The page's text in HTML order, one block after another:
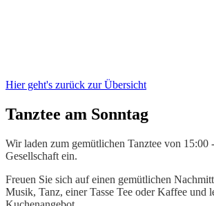
Hier geht's zurück zur Übersicht
Tanztee am Sonntag
Wir laden zum gemütlichen Tanztee von 15:00
Gesellschaft ein.
Freuen Sie sich auf einen gemütlichen
Musik, Tanz, einer Tasse Tee oder Kaffee und